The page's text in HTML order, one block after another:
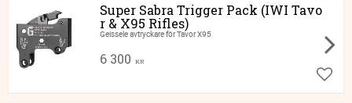
Super Sabra Trigger Pack (IWI Tavo
r & X95 Rifles)
Geissele avtryckare för Tavor X95
6 300 KR
Lägg